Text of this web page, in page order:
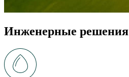
Инженерные решения